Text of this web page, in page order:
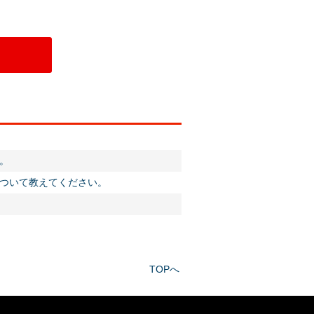
いて教えてください。
TOPへ